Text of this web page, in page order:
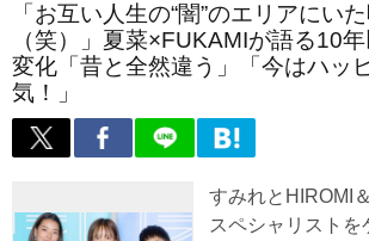
「お互い人生の“闇”のエリアにい
（笑）」夏菜×FUKAMIが語る10
変化「昔と全然違う」「今はハッ
気！」
すみれとHIROMI
スペシャリストを